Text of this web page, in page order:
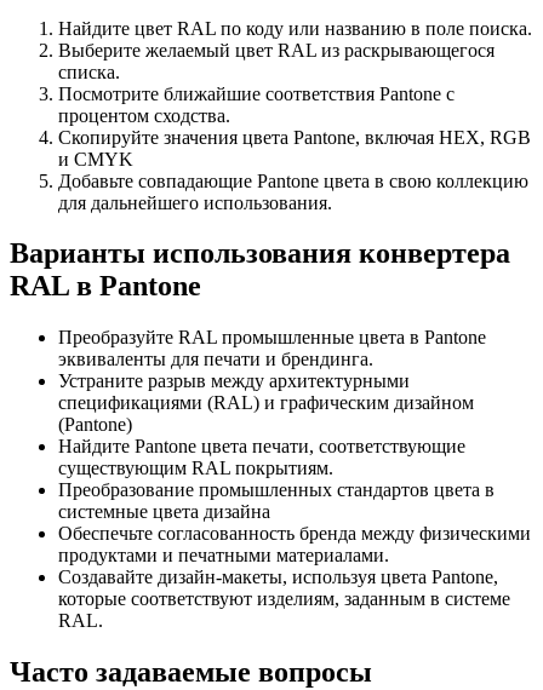
Найдите цвет RAL по коду или названию в поле поиска.
Выберите желаемый цвет RAL из раскрывающегося
списка.
Посмотрите ближайшие соответствия Pantone с
процентом сходства.
Скопируйте значения цвета Pantone, включая HEX, RGB
и CMYK
Добавьте совпадающие Pantone цвета в свою коллекцию
для дальнейшего использования.
Варианты использования конвертера
RAL в Pantone
Преобразуйте RAL промышленные цвета в Pantone
эквиваленты для печати и брендинга.
Устраните разрыв между архитектурными
спецификациями (RAL) и графическим дизайном
(Pantone)
Найдите Pantone цвета печати, соответствующие
существующим RAL покрытиям.
Преобразование промышленных стандартов цвета в
системные цвета дизайна
Обеспечьте согласованность бренда между физическими
продуктами и печатными материалами.
Создавайте дизайн-макеты, используя цвета Pantone,
которые соответствуют изделиям, заданным в системе
RAL.
Часто задаваемые вопросы